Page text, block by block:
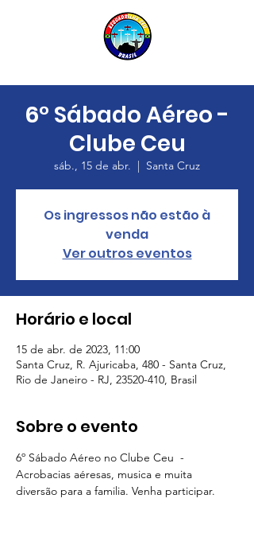
6° Sábado Aéreo -
Clube Ceu
sáb., 15 de abr.
  |
Santa Cruz
Os ingressos não estão à
venda
Ver outros eventos
Horário e local
15 de abr. de 2023, 11:00
Santa Cruz, R. Ajuricaba, 480 - Santa Cruz,
Rio de Janeiro - RJ, 23520-410, Brasil
Sobre o evento
6º Sábado Aéreo no Clube Ceu  -
Acrobacias aéresas, musica e muita
diversão para a familia. Venha participar.